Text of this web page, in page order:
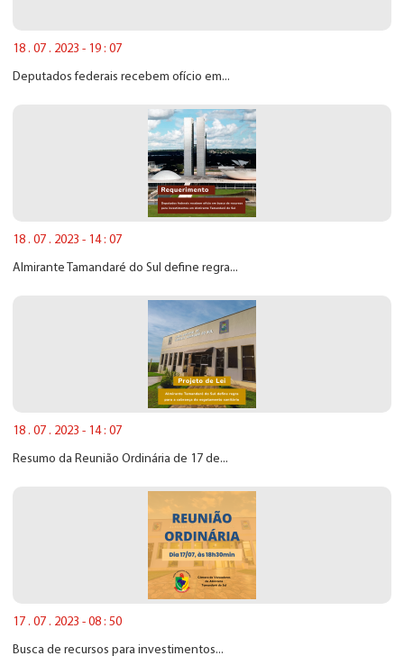
18 . 07 . 2023 - 19 : 07
Deputados federais recebem ofício em...
18 . 07 . 2023 - 14 : 07
Almirante Tamandaré do Sul define regra...
18 . 07 . 2023 - 14 : 07
Resumo da Reunião Ordinária de 17 de...
17 . 07 . 2023 - 08 : 50
Busca de recursos para investimentos...